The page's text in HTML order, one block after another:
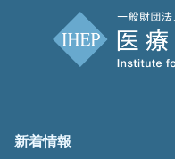
新着情報